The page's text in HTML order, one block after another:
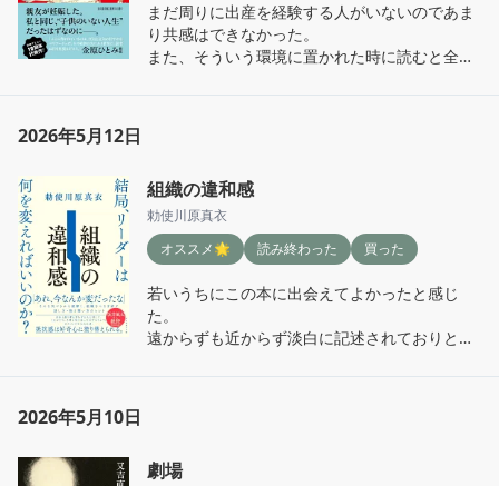
まだ周りに出産を経験する人がいないのであま
り共感はできなかった。
また、そういう環境に置かれた時に読むと全然
2026年5月12日
組織の違和感
勅使川原真衣
オススメ🌟
読み終わった 買った
若いうちにこの本に出会えてよかったと感じ
た。
遠からずも近からず淡白に記述されておりとて
2026年5月10日
劇場